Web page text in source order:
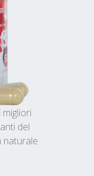
del
naturale